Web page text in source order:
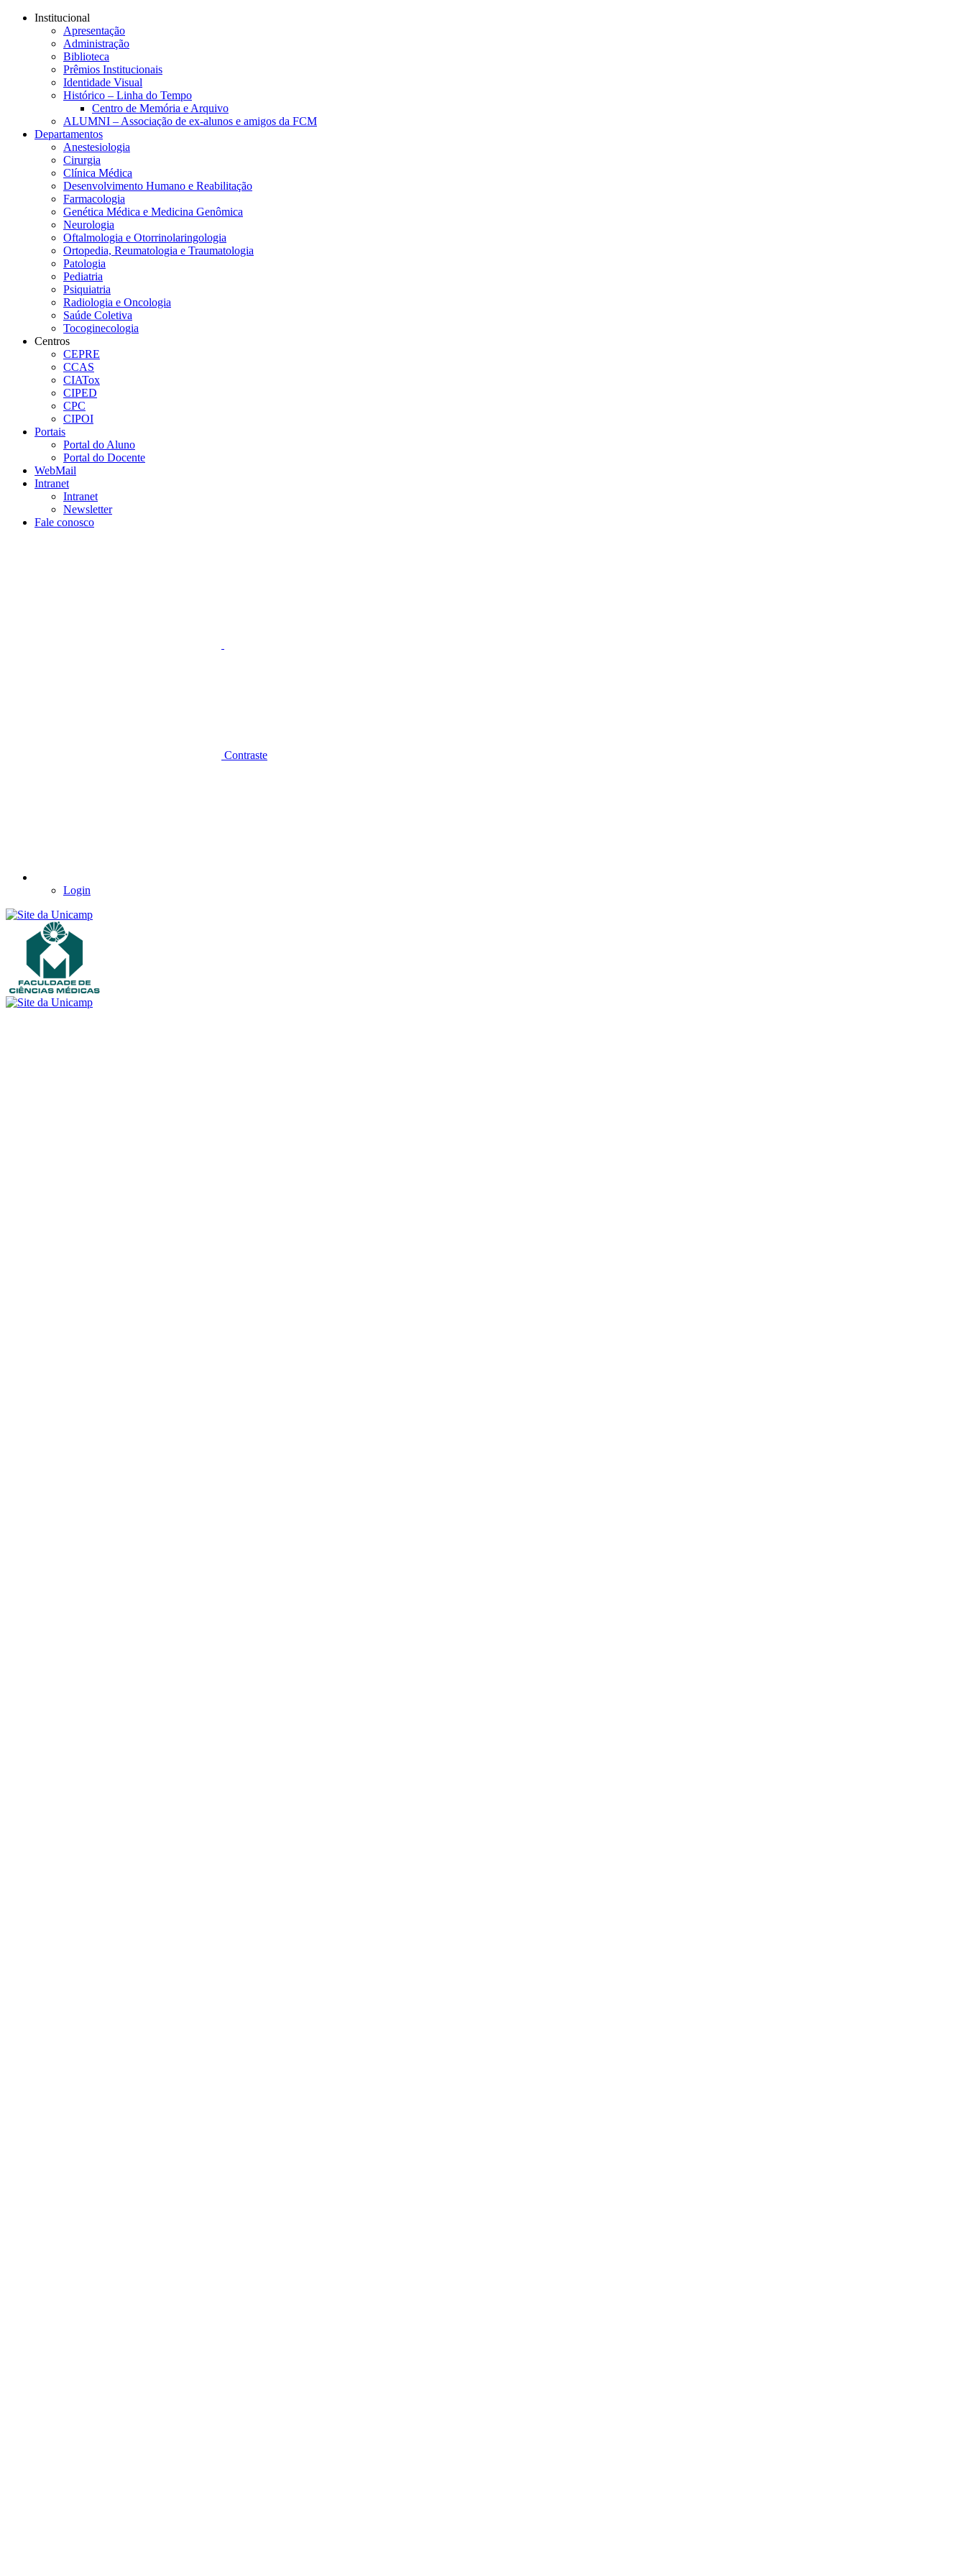
Conteúdo principal
Institucional
Apresentação
Administração
Biblioteca
Prêmios Institucionais
Identidade Visual
Histórico – Linha do Tempo
Centro de Memória e Arquivo
ALUMNI – Associação de ex-alunos e amigos da FCM
Departamentos
Anestesiologia
Cirurgia
Clínica Médica
Desenvolvimento Humano e Reabilitação
Farmacologia
Genética Médica e Medicina Genômica
Neurologia
Oftalmologia e Otorrinolaringologia
Ortopedia, Reumatologia e Traumatologia
Patologia
Pediatria
Psiquiatria
Radiologia e Oncologia
Saúde Coletiva
Tocoginecologia
Centros
CEPRE
CCAS
CIATox
CIPED
CPC
CIPOI
Portais
Portal do Aluno
Portal do Docente
WebMail
Intranet
Intranet
Newsletter
Fale conosco
Contraste
Login